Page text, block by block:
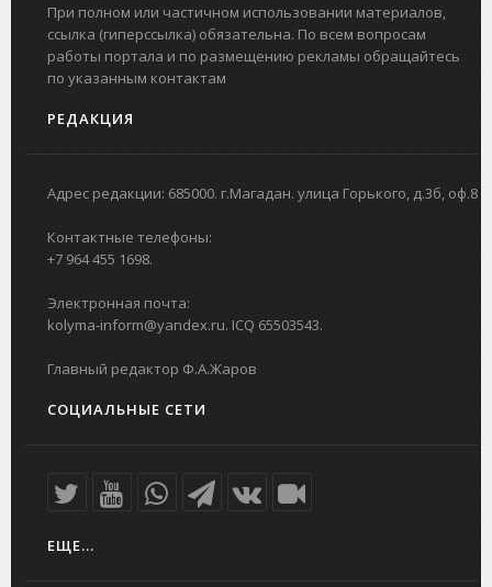
При полном или частичном использовании материалов,
ссылка (гиперссылка) обязательна. По всем вопросам
работы портала и по размещению рекламы обращайтесь
по указанным контактам
РЕДАКЦИЯ
Адрес редакции: 685000. г.Магадан. улица Горького, д.3б, оф.8
Контактные телефоны:
+7 964 455 1698.
Электронная почта:
kolyma-inform@yandex.ru. ICQ 65503543.
Главный редактор Ф.А.Жаров
СОЦИАЛЬНЫЕ СЕТИ
ЕЩЕ...